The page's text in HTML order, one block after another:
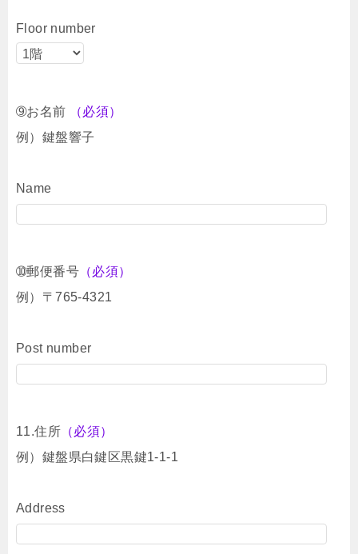
Floor number
➈お名前
（必須）
例）鍵盤響子
Name
➉郵便番号 （必須）
例）〒765-4321
Post number
11.住所 （必須）
例）鍵盤県白鍵区黒鍵1-1-1
Address